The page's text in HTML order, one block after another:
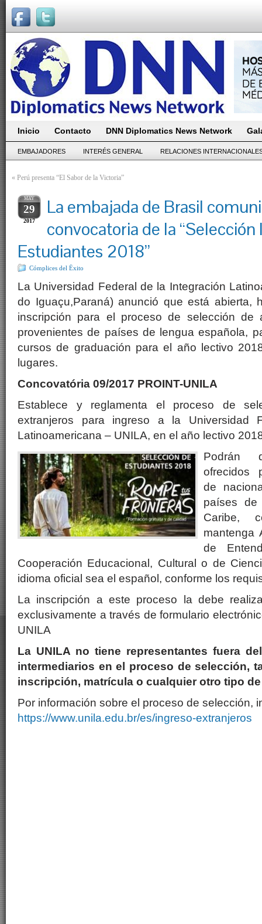
Inicio Contacto DNN Diplomatics News Network
EMBAJADORES INTERÉS GENERAL RELACIONES
« Perú presenta “El Sabor de la Victoria”
MAY
29
2017
La embajada de Brasil
convocatoria de la
Estudiantes 2018”
Cómplices del Ëxito
La Universidad Federal de la Integración
do Iguaçu,Paraná) anunció que está abierta,
inscripción para el proceso de selección de
provenientes de países de lengua española,
cursos de graduación para el año lectivo
lugares.
Concovatória 09/2017 PROINT-UNILA
Establece y reglamenta el proceso de
extranjeros para ingreso a la Universidad
Latinoamericana – UNILA, en el año lectivo
Podrán
ofrecidos
de
países
Caribe,
mantenga
de
Cooperación Educacional, Cultural o de
idioma oficial sea el español, conforme los
La inscripción a este proceso la debe
exclusivamente a través de formulario
UNILA
La UNILA no tiene representantes fuera
intermediarios en el proceso de selección,
inscripción, matrícula o cualquier otro tipo
Por información sobre el proceso de selección,
https://www.unila.edu.br/es/ingreso-extranjeros